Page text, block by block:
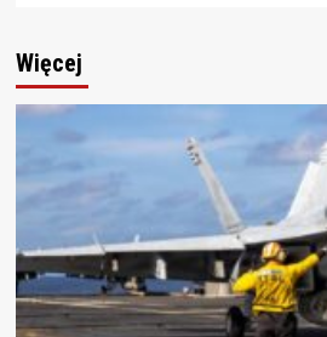
Więcej